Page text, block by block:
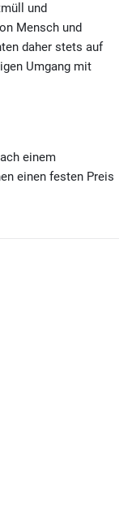
und
Mensch und
daher stets auf
Umgang mit
einem
einen festen Preis